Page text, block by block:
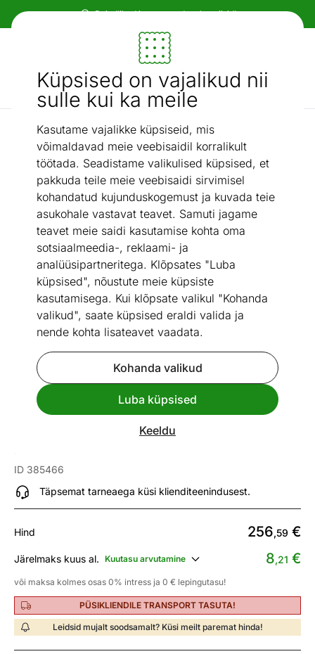
Küpsised on vajalikud nii
sulle kui ka meile
Kasutame vajalikke küpsiseid, mis
võimaldavad meie veebisaidil korralikult
töötada. Seadistame valikulised küpsised, et
pakkuda teile meie veebisaidi sirvimisel
kohandatud kujunduskogemust ja kuvada teie
asukohale vastavat teavet. Samuti jagame
teavet meie saidi kasutamise kohta oma
sotsiaalmeedia-, reklaami- ja
analüüsipartneritega. Klõpsates "Luba
küpsised", nõustute meie küpsiste
kasutamisega. Kui klõpsate valikul "Kohanda
valikud", saate küpsised eraldi valida ja
nende kohta lisateavet vaadata.
Kohanda valikud
Luba küpsised
Keeldu
Paindlikud ja mugavad makseviisid!
Mööbel ja sisustus - ON24
Otsi...
AI otsing
Jalatsikapid Jalanõudekapp Galt
Vaata sarnaseid
ID 385466
Täpsemat tarneaega küsi klienditeenindusest.
Hind 256,59 €
Järelmaks kuus al. Kuutasu arvutamine 8,21 €
või maksa kolmes osas 0% intress ja 0 € lepingutasu!
PÜSIKLIENDILE TRANSPORT TASUTA!
Leidsid mujalt soodsamalt? Küsi meilt paremat hinda!